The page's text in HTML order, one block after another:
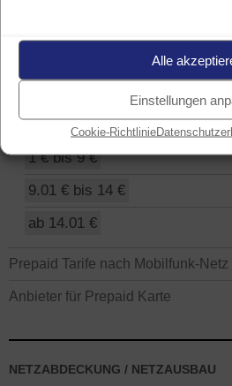
Alle
Einstellungen
Cookie-Richtlinie
Prepaid Tarife nach Datenvolumen
Prepaid Tarife nach Preis / Kosten
0 € (ohne Grundpreis)
1 € bis 9 €
9.01 € bis 14 €
ab 14.01 €
Prepaid Tarife nach Mobilfunk-Netz
Anbieter für Prepaid Karte
NETZABDECKUNG / NETZAUSBAU